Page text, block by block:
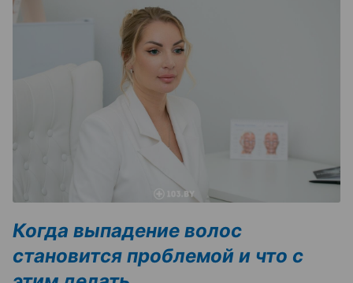
Когда выпадение волос
становится проблемой и что с